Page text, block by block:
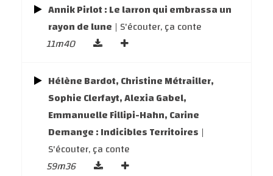
Annik Pirlot : Le larron qui embrassa un
rayon de lune | S'écouter, ça conte
11m40
Hélène Bardot, Christine Métrailler,
Sophie Clerfayt, Alexia Gabel,
Emmanuelle Fillipi-Hahn, Carine
Demange : Indicibles Territoires |
S'écouter, ça conte
59m36